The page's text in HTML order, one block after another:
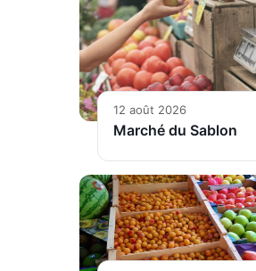
12 août 2026
Marché du Sablon